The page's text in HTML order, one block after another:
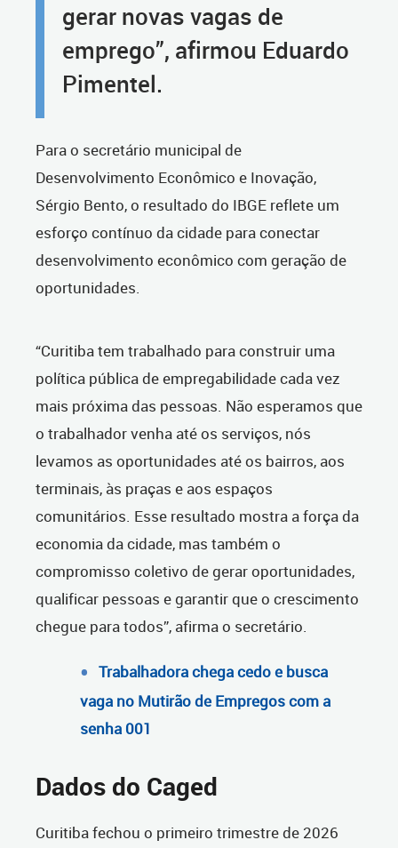
gerar novas vagas de
emprego”, afirmou Eduardo
Pimentel.
Para o secretário municipal de
Desenvolvimento Econômico e Inovação,
Sérgio Bento, o resultado do IBGE reflete um
esforço contínuo da cidade para conectar
desenvolvimento econômico com geração de
oportunidades.
“Curitiba tem trabalhado para construir uma
política pública de empregabilidade cada vez
mais próxima das pessoas. Não esperamos que
o trabalhador venha até os serviços, nós
levamos as oportunidades até os bairros, aos
terminais, às praças e aos espaços
comunitários. Esse resultado mostra a força da
economia da cidade, mas também o
compromisso coletivo de gerar oportunidades,
qualificar pessoas e garantir que o crescimento
chegue para todos”, afirma o secretário.
Trabalhadora chega cedo e busca
vaga no Mutirão de Empregos com a
senha 001
Dados do Caged
Curitiba fechou o primeiro trimestre de 2026